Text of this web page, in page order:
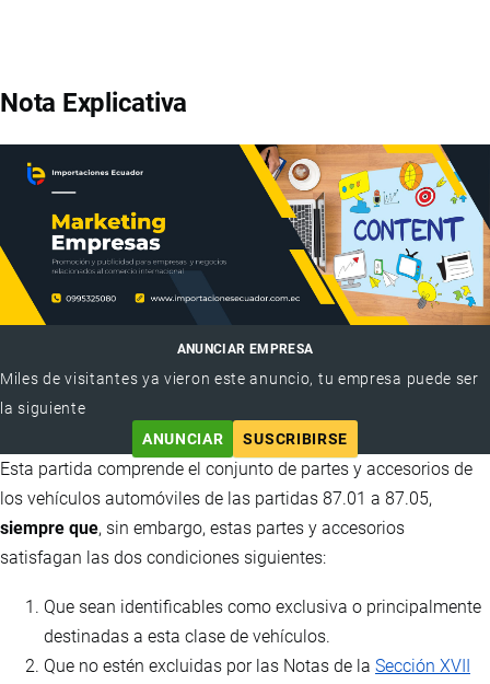
Nota Explicativa
ANUNCIAR EMPRESA
Miles de visitantes ya vieron este anuncio, tu empresa puede ser
la siguiente
ANUNCIAR
SUSCRIBIRSE
Esta partida comprende el conjunto de partes y accesorios de
los vehículos automóviles de las partidas 87.01 a 87.05,
siempre que, sin embargo, estas partes y accesorios
satisfagan las dos condiciones siguientes:
Que sean identificables como exclusiva o principalmente
destinadas a esta clase de vehículos.
Que no estén excluidas por las Notas de la Sección XVII